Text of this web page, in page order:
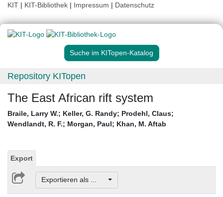
KIT | KIT-Bibliothek | Impressum | Datenschutz
Suche im KITopen-Katalog
Repository KITopen
The East African rift system
Braile, Larry W.; Keller, G. Randy; Prodehl, Claus;
Wendlandt, R. F.; Morgan, Paul; Khan, M. Aftab
Export
Exportieren als ...